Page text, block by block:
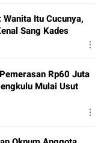
Itu Cucunya,
Sang Kades
Rp60 Juta
Mulai Usut